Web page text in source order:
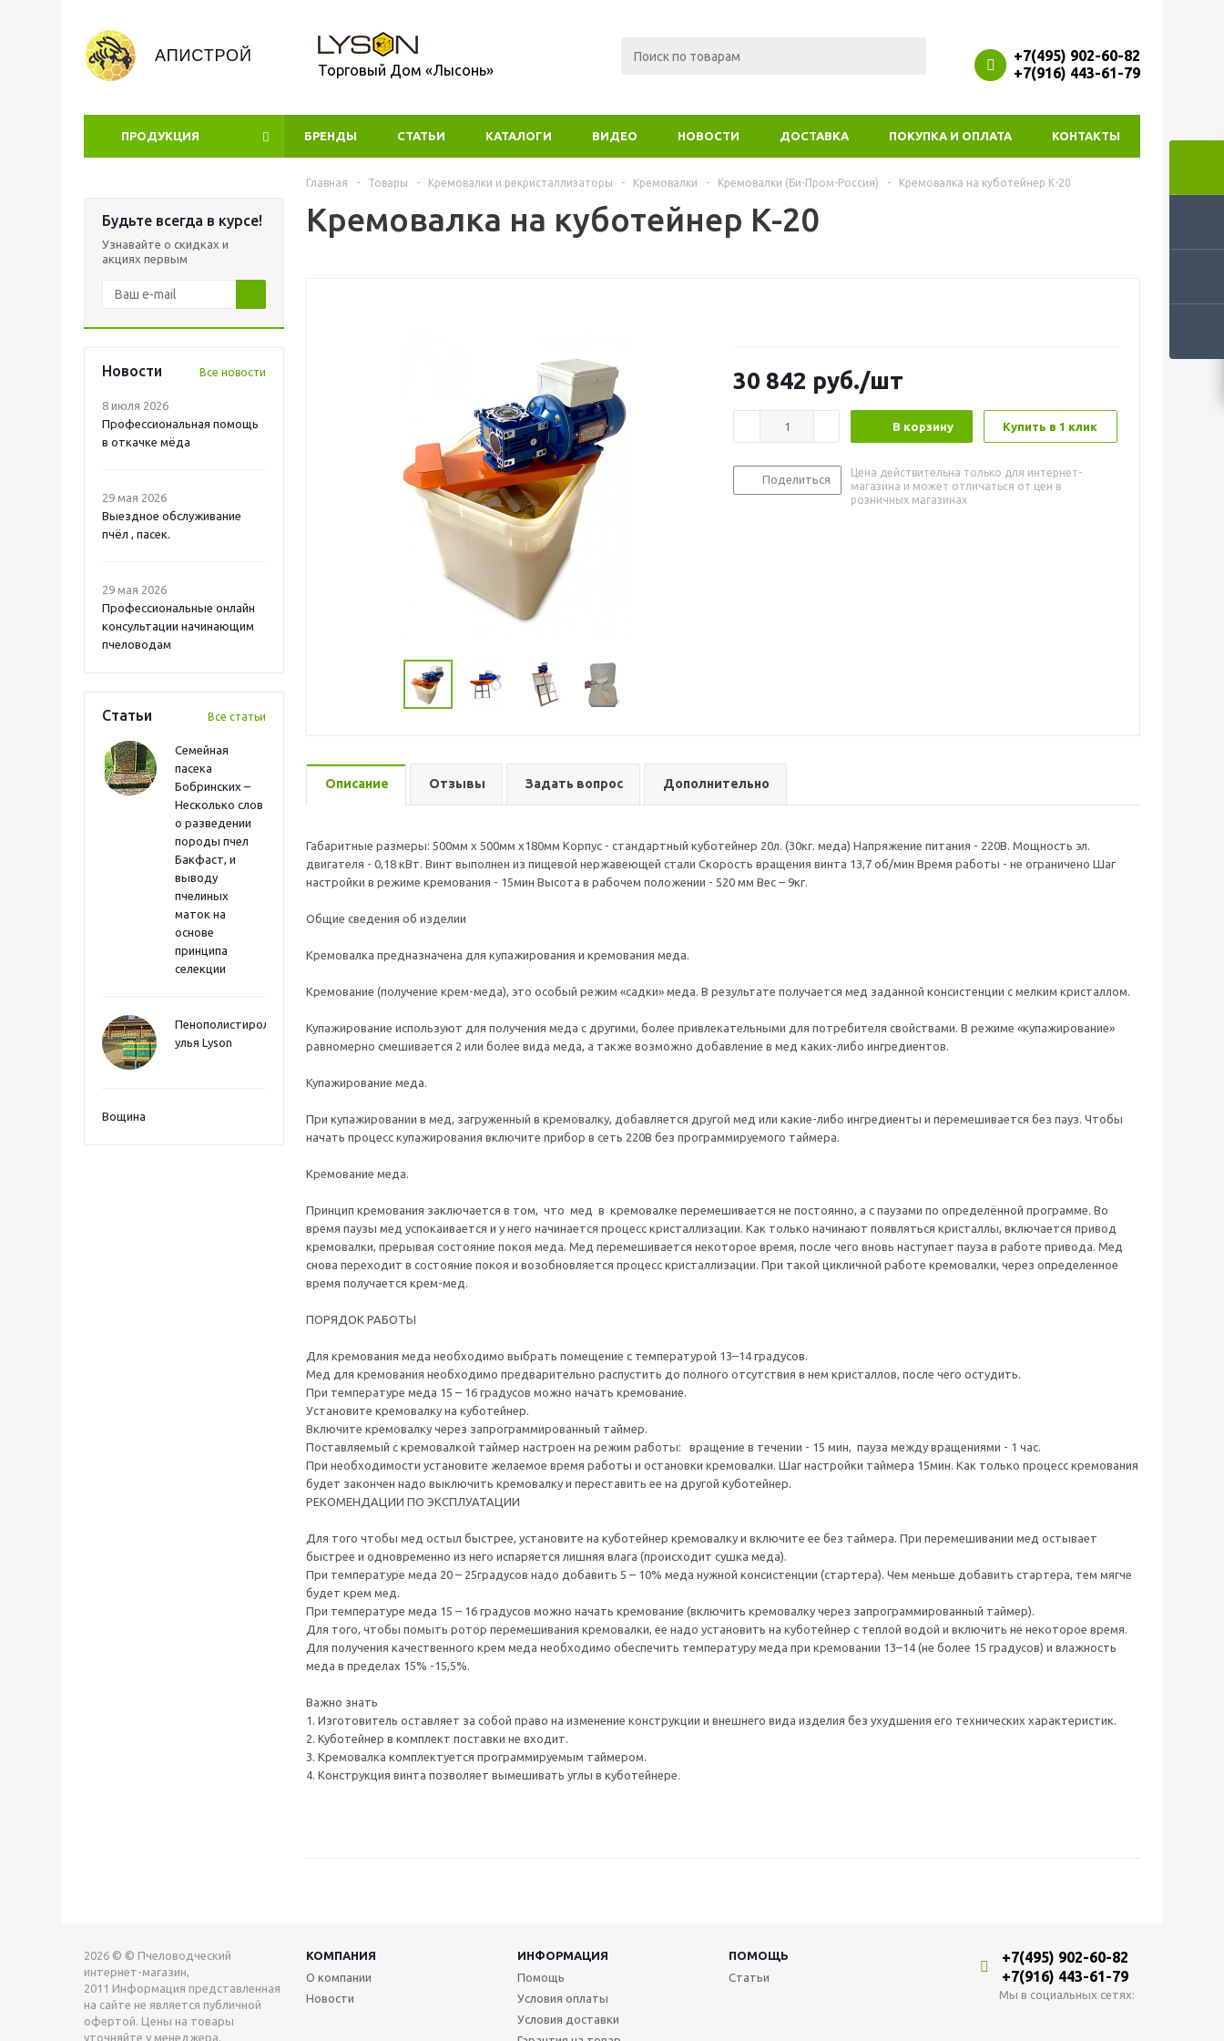
Торговый Дом «Лысонь»
+7(495) 902-60-82
+7(916) 443-61-79
ПРОДУКЦИЯ УЦЕНКА
БРЕНДЫ СТАТЬИ КАТАЛОГИ ВИДЕО НОВОСТИ ДОСТАВКА ПОКУПКА И ОПЛАТА КОНТАКТЫ
Будьте всегда в курсе!
Узнавайте о скидках и
акциях первым
Новости Все новости
8 июля 2026
Профессиональная помощь
в откачке мёда
29 мая 2026
Выездное обслуживание
пчёл , пасек.
29 мая 2026
Профессиональные онлайн
консультации начинающим
пчеловодам
Статьи Все статьи
Семейная
пасека
Бобринских –
Несколько слов
о разведении
породы пчел
Бакфаст, и
выводу
пчелиных
маток на
основе
принципа
селекции
Пенополистиролные
улья Lyson
Вощина
Главная - Товары - Кремовалки и рекристаллизаторы - Кремовалки - Кремовалки (Би-Пром-Россия) - Кремовалка на куботейнер К-20
Кремовалка на куботейнер К-20
30 842 руб./шт
В корзину Купить в 1 клик
Поделиться
Цена действительна только для интернет-
магазина и может отличаться от цен в
розничных магазинах
Описание Отзывы Задать вопрос Дополнительно
Габаритные размеры: 500мм х 500мм х180мм Корпус - стандартный куботейнер 20л. (30кг. меда) Напряжение питания - 220В. Мощность эл.
двигателя - 0,18 кВт. Винт выполнен из пищевой нержавеющей стали Скорость вращения винта 13,7 об/мин Время работы - не ограничено Шаг
настройки в режиме кремования - 15мин Высота в рабочем положении - 520 мм Вес – 9кг.
Общие сведения об изделии
Кремовалка предназначена для купажирования и кремования меда.
Кремование (получение крем-меда), это особый режим «садки» меда. В результате получается мед заданной консистенции с мелким кристаллом.
Купажирование используют для получения меда с другими, более привлекательными для потребителя свойствами. В режиме «купажирование»
равномерно смешивается 2 или более вида меда, а также возможно добавление в мед каких-либо ингредиентов.
Купажирование меда.
При купажировании в мед, загруженный в кремовалку, добавляется другой мед или какие-либо ингредиенты и перемешивается без пауз. Чтобы
начать процесс купажирования включите прибор в сеть 220В без программируемого таймера.
Кремование меда.
Принцип кремования заключается в том, что мед в кремовалке перемешивается не постоянно, а с паузами по определённой программе. Во
время паузы мед успокаивается и у него начинается процесс кристаллизации. Как только начинают появляться кристаллы, включается привод
кремовалки, прерывая состояние покоя меда. Мед перемешивается некоторое время, после чего вновь наступает пауза в работе привода. Мед
снова переходит в состояние покоя и возобновляется процесс кристаллизации. При такой цикличной работе кремовалки, через определенное
время получается крем-мед.
ПОРЯДОК РАБОТЫ
Для кремования меда необходимо выбрать помещение с температурой 13–14 градусов.
Мед для кремования необходимо предварительно распустить до полного отсутствия в нем кристаллов, после чего остудить.
При температуре меда 15 – 16 градусов можно начать кремование.
Установите кремовалку на куботейнер.
Включите кремовалку через запрограммированный таймер.
Поставляемый с кремовалкой таймер настроен на режим работы: вращение в течении - 15 мин, пауза между вращениями - 1 час.
При необходимости установите желаемое время работы и остановки кремовалки. Шаг настройки таймера 15мин. Как только процесс кремования
будет закончен надо выключить кремовалку и переставить ее на другой куботейнер.
РЕКОМЕНДАЦИИ ПО ЭКСПЛУАТАЦИИ
Для того чтобы мед остыл быстрее, установите на куботейнер кремовалку и включите ее без таймера. При перемешивании мед остывает
быстрее и одновременно из него испаряется лишняя влага (происходит сушка меда).
При температуре меда 20 – 25градусов надо добавить 5 – 10% меда нужной консистенции (стартера). Чем меньше добавить стартера, тем мягче
будет крем мед.
При температуре меда 15 – 16 градусов можно начать кремование (включить кремовалку через запрограммированный таймер).
Для того, чтобы помыть ротор перемешивания кремовалки, ее надо установить на куботейнер с теплой водой и включить не некоторое время.
Для получения качественного крем меда необходимо обеспечить температуру меда при кремовании 13–14 (не более 15 градусов) и влажность
меда в пределах 15% -15,5%.
Важно знать
1. Изготовитель оставляет за собой право на изменение конструкции и внешнего вида изделия без ухудшения его технических характеристик.
2. Куботейнер в комплект поставки не входит.
3. Кремовалка комплектуется программируемым таймером.
4. Конструкция винта позволяет вымешивать углы в куботейнере.
2026 © © Пчеловодческий
интернет-магазин,
2011 Информация представленная
на сайте не является публичной
офертой. Цены на товары
уточняйте у менеджера.
КОМПАНИЯ ИНФОРМАЦИЯ
ПОМОЩЬ
О компании
Новости
Помощь
Условия оплаты
Условия доставки
Статьи
+7(495) 902-60-82
+7(916) 443-61-79
Мы в социальных сетях: